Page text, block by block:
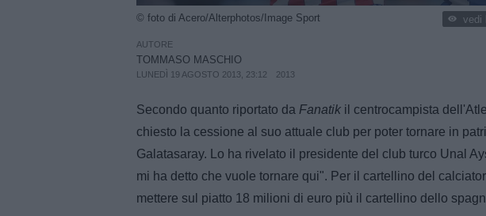
© foto di Acero/Alterphotos/Image Sport vedi
AUTORE
TOMMASO MASCHIO
LUNEDÌ 19 AGOSTO 2013, 23:12 2013
Secondo quanto riportato da Fanatik il centrocampista
chiesto la cessione al suo attuale club per poter tornare in
Galatasaray. Lo ha rivelato il presidente del club turco Unal
mi ha detto che vuole tornare qui". Per il cartellino del
mettere sul piatto 18 milioni di euro più il cartellino dello